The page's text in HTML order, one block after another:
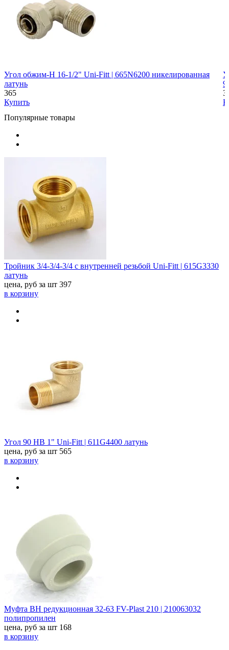
Угол обжим-Н 16-1/2" Uni-Fitt | 665N6200 никелированная
латунь
365
Купить
Популярные товары
Тройник 3/4-3/4-3/4 с внутренней резьбой Uni-Fitt | 615G3330
латунь
цена, руб за шт 397
в корзину
Угол 90 НВ 1" Uni-Fitt | 611G4400 латунь
цена, руб за шт 565
в корзину
Муфта ВН редукционная 32-63 FV-Plast 210 | 210063032
полипропилен
цена, руб за шт 168
в корзину